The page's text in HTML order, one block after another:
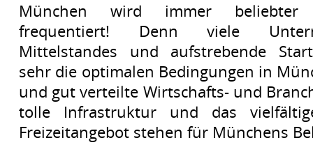
München wird immer
frequentiert! Denn viele
Mittelstandes und aufstrebende
sehr die optimalen Bedingungen in
und gut verteilte Wirtschafts- und
tolle Infrastruktur und das
Freizeitangebot stehen für Münchens